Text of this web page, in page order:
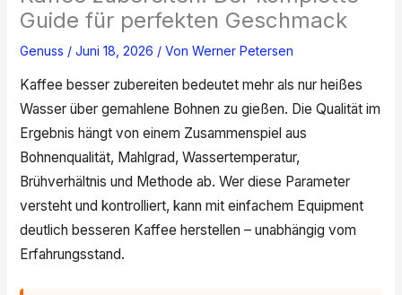
Guide für perfekten Geschmack
Genuss / Juni 18, 2026 / Von Werner Petersen
Kaffee besser zubereiten bedeutet mehr als nur heißes
Wasser über gemahlene Bohnen zu gießen. Die Qualität im
Ergebnis hängt von einem Zusammenspiel aus
Bohnenqualität, Mahlgrad, Wassertemperatur,
Brühverhältnis und Methode ab. Wer diese Parameter
versteht und kontrolliert, kann mit einfachem Equipment
deutlich besseren Kaffee herstellen – unabhängig vom
Erfahrungsstand.